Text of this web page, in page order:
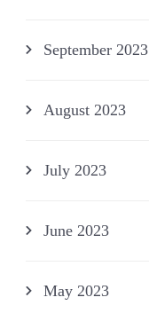
September 2023
August 2023
July 2023
June 2023
May 2023